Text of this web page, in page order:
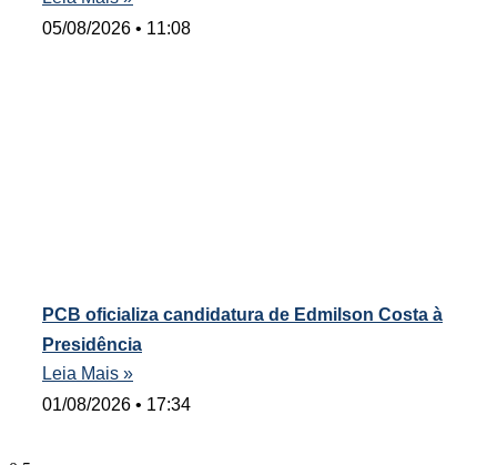
05/08/2026
11:08
PCB oficializa candidatura de Edmilson Costa à
Presidência
Leia Mais »
01/08/2026
17:34